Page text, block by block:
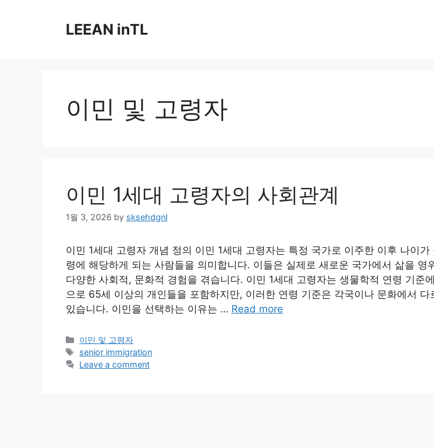
LEEAN inTL
이민 및 고령자
이민 1세대 고령자의 사회관계
1월 3, 2026 by sksehdgnl
이민 1세대 고령자 개념 정의 이민 1세대 고령자는 특정 국가로 이주한 이후 나이가
령에 해당하게 되는 사람들을 의미합니다. 이들은 실제로 새로운 국가에서 삶을 영
다양한 사회적, 문화적 경험을 겪습니다. 이민 1세대 고령자는 생물학적 연령 기준
으로 65세 이상의 개인들을 포함하지만, 이러한 연령 기준은 각국이나 문화에서 다
있습니다. 이민을 선택하는 이유는 … Read more
Categories
이민 및 고령자
Tags
senior immigration
Leave a comment